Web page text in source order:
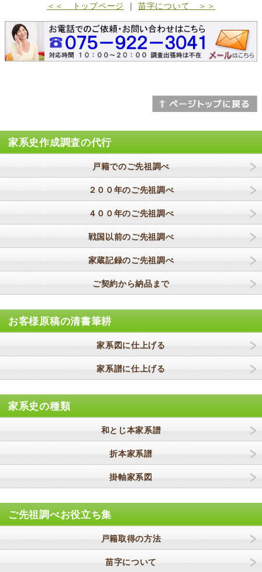
＜＜ トップページ ｜苗字について ＞＞
家系史作成調査の代行
戸籍でのご先祖調べ
２００年のご先祖調べ
４００年のご先祖調べ
戦国以前のご先祖調べ
家蔵記録のご先祖調べ
ご契約から納品まで
お客様原稿の清書筆耕
家系図に仕上げる
家系譜に仕上げる
家系史の種類
和とじ本家系譜
折本家系譜
掛軸家系図
ご先祖調べお役立ち集
戸籍取得の方法
苗字について